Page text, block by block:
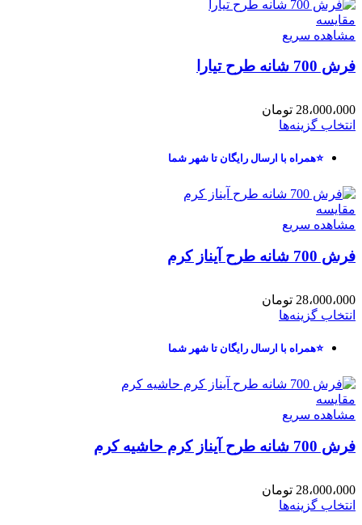
مقایسه
مشاهده سریع
فرش 700 شانه طرح تیارا
28،000،000 تومان
انتخاب گزینه‌ها
⭐همراه با ارسال رایگان تا شهر شما
مقایسه
مشاهده سریع
فرش 700 شانه طرح آیناز کرم
28،000،000 تومان
انتخاب گزینه‌ها
⭐همراه با ارسال رایگان تا شهر شما
مقایسه
مشاهده سریع
فرش 700 شانه طرح آیناز کرم حاشیه کرم
28،000،000 تومان
انتخاب گزینه‌ها